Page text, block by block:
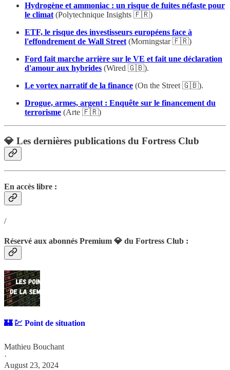
Hydrogène et ammoniac : un risque de fuites néfaste pour
le climat (Polytechnique Insights 🇫🇷)
ETF, le risque des investisseurs européens face à
l'effondrement de Wall Street (Morningstar 🇫🇷)
Ford fait marche arrière sur le VE et fait une déclaration
d'amour aux hybrides (Wired 🇬🇧).
Le vortex narratif de la finance (On the Street 🇬🇧).
Drogue, armes, argent : Enquête sur le financement du
terrorisme (Arte 🇫🇷)
💎 Les dernières publications du Fortress Club
En accès libre :
/
Réservé aux abonnés Premium 💎 du Fortress Club :
🏰 💹 Point de situation
Mathieu Bouchant
·
August 23, 2024